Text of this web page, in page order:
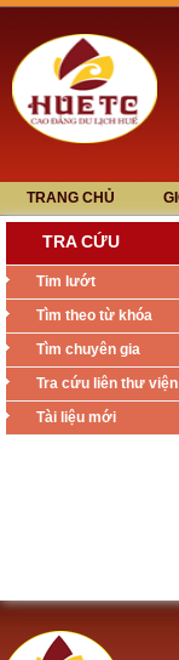
TRANG CHỦ
TRA CỨU
Tim lướt
Tìm theo từ khóa
Tìm chuyên gia
Tra cứu liên thư viện
Tài liệu mới